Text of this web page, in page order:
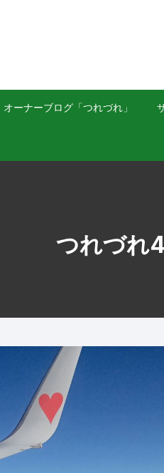
オーナーブログ「つれづれ」
つれづれ